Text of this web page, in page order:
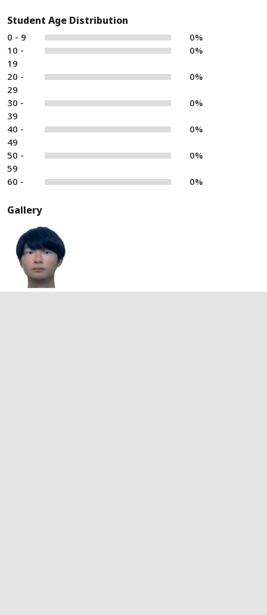
Student Age Distribution
0 - 9
0%
10 -
19
0%
20 -
29
0%
30 -
39
0%
40 -
49
0%
50 -
59
0%
60 - 0%
Gallery